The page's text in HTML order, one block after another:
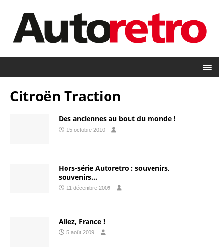
Citroën Traction
Des anciennes au bout du monde !
15 octobre 2010
Hors-série Autoretro : souvenirs,
souvenirs…
11 décembre 2009
Allez, France !
5 août 2009